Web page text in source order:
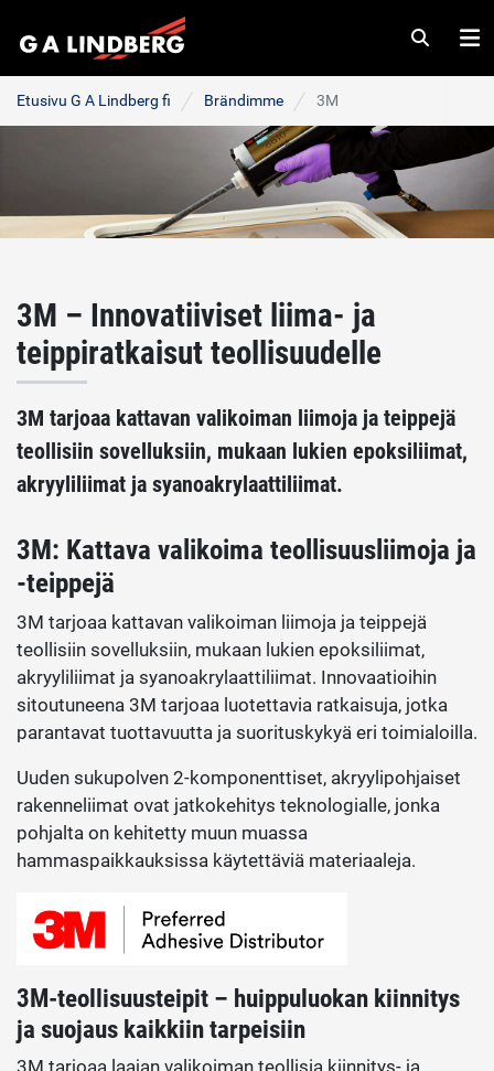
Haku
Etusivu G A Lindberg fi Brändimme 3M
3M – Innovatiiviset liima- ja
teippiratkaisut teollisuudelle
3M tarjoaa kattavan valikoiman liimoja ja teippejä
teollisiin sovelluksiin, mukaan lukien epoksiliimat,
akryyliliimat ja syanoakrylaattiliimat.
3M: Kattava valikoima teollisuusliimoja ja
-teippejä
3M tarjoaa kattavan valikoiman liimoja ja teippejä
teollisiin sovelluksiin, mukaan lukien epoksiliimat,
akryyliliimat ja syanoakrylaattiliimat. Innovaatioihin
sitoutuneena 3M tarjoaa luotettavia ratkaisuja, jotka
parantavat tuottavuutta ja suorituskykyä eri toimialoilla.
Uuden sukupolven 2-komponenttiset, akryylipohjaiset
rakenneliimat ovat jatkokehitys teknologialle, jonka
pohjalta on kehitetty muun muassa
hammaspaikkauksissa käytettäviä materiaaleja.
3M-teollisuusteipit – huippuluokan kiinnitys
ja suojaus kaikkiin tarpeisiin
3M tarjoaa laajan valikoiman teollisia kiinnitys- ja